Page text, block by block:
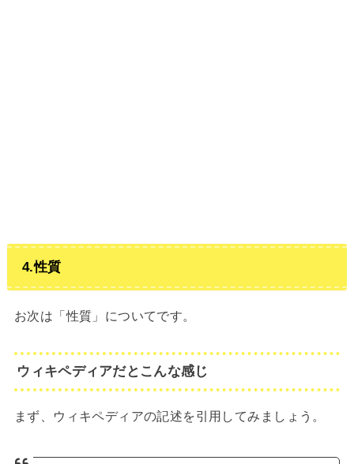
4.性質
お次は「性質」についてです。
ウィキペディアだとこんな感じ
まず、ウィキペディアの記述を引用してみましょう。